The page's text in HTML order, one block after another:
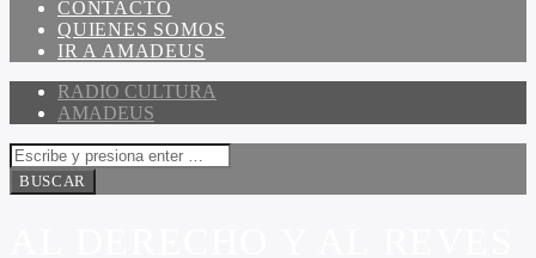
CONTACTO
QUIENES SOMOS
IR A AMADEUS
RADIO CULTURA
AMADEUS